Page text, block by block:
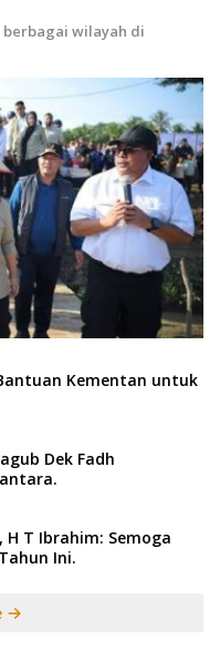
wilayah di
Kementan untuk
Dek Fadh
H T Ibrahim: Semoga
Ini.